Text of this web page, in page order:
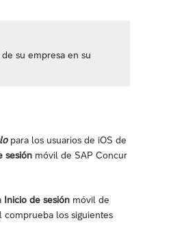
su empresa en su
para los usuarios de iOS de
sesión móvil de SAP Concur
Inicio de sesión móvil de
comprueba los siguientes